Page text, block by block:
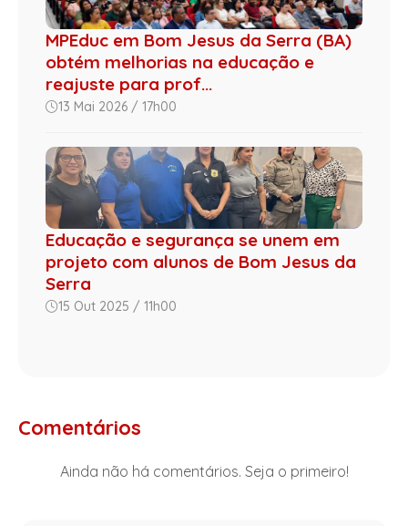
MPEduc em Bom Jesus da Serra (BA)
obtém melhorias na educação e
reajuste para prof...
13 Mai 2026 / 17h00
Educação e segurança se unem em
projeto com alunos de Bom Jesus da
Serra
15 Out 2025 / 11h00
Comentários
Ainda não há comentários. Seja o primeiro!